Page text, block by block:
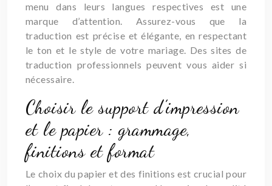
menu dans leurs langues respectives est une
marque d’attention. Assurez-vous que la
traduction est précise et élégante, en respectant
le ton et le style de votre mariage. Des sites de
traduction professionnels peuvent vous aider si
nécessaire.
Choisir le support d’impression
et le papier : grammage,
finitions et format
Le choix du papier et des finitions est crucial pour